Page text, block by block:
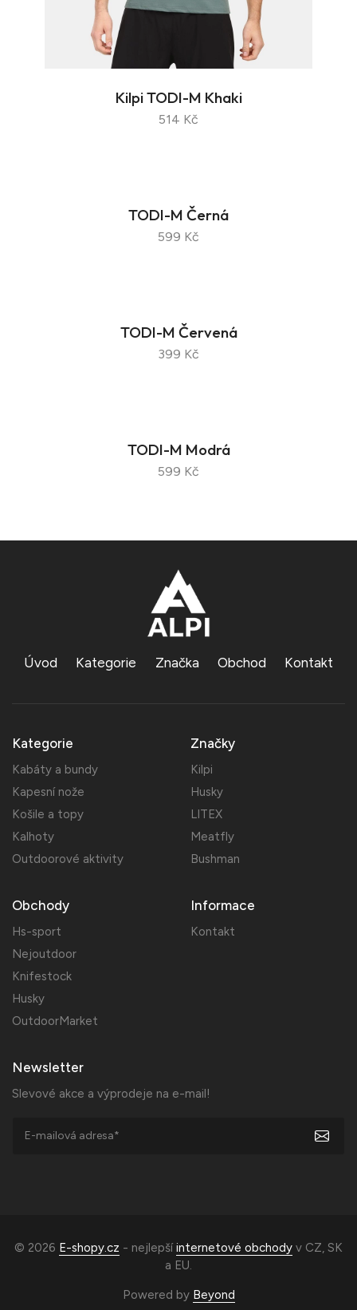
Kilpi TODI-M Khaki
514 Kč
TODI-M Černá
599 Kč
TODI-M Červená
399 Kč
TODI-M Modrá
599 Kč
Úvod Kategorie Značka Obchod Kontakt
Kategorie
Kabáty a bundy
Kapesní nože
Košile a topy
Kalhoty
Outdoorové aktivity
Značky
Kilpi
Husky
LITEX
Meatfly
Bushman
Obchody
Hs-sport
Nejoutdoor
Knifestock
Husky
OutdoorMarket
Informace
Kontakt
Newsletter
Slevové akce a výprodeje na e-mail!
© 2026 E-shopy.cz - nejlepšíinternetové obchody v CZ, SK
a EU.
Powered by Beyond